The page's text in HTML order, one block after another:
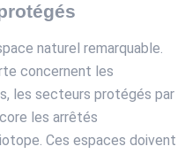
naturel remarquable.
concernent les
les secteurs protégés par
les arrêtés
Ces espaces doivent